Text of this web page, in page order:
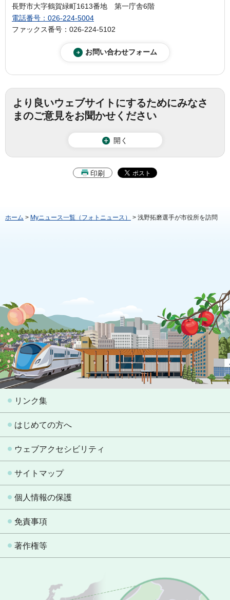
長野市大字鶴賀緑町1613番地 第一庁舎6階
電話番号：026-224-5004
ファックス番号：026-224-5102
より良いウェブサイトにするためにみなさ
まのご意見をお聞かせください
開く
印刷
ホーム > Myニュース一覧（フォトニュース） > 浅野拓磨選手が市役所を訪問
リンク集
はじめての方へ
ウェブアクセシビリティ
サイトマップ
個人情報の保護
免責事項
著作権等